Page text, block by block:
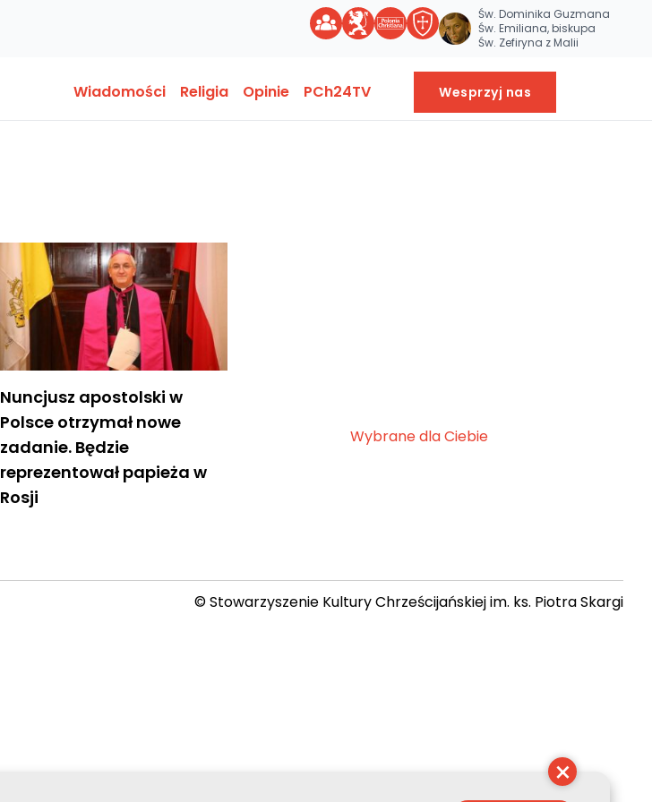
Św. Dominika Guzmana
Św. Emiliana, biskupa
Św. Zefiryna z Malii
Wiadomości Religia Opinie PCh24TV Wesprzyj nas
Nuncjusz apostolski w
Polsce otrzymał nowe
zadanie. Będzie
reprezentował papieża w
Rosji
Wybrane dla Ciebie
© Stowarzyszenie Kultury Chrześcijańskiej im. ks. Piotra Skargi
×